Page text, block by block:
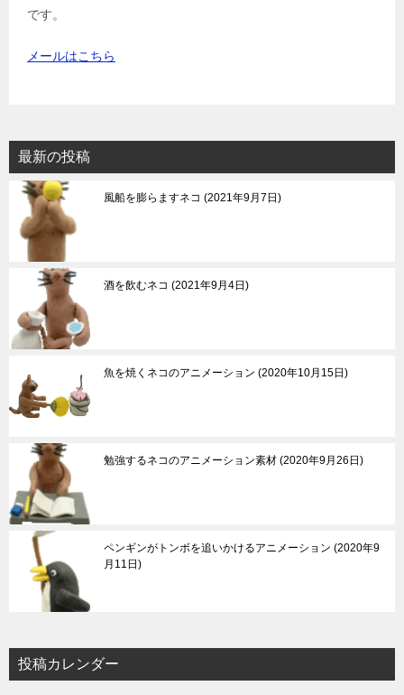
です。
メールはこちら
最新の投稿
風船を膨らますネコ 2021年9月7日
酒を飲むネコ 2021年9月4日
魚を焼くネコのアニメーション 2020年10月15日
勉強するネコのアニメーション素材 2020年9月26日
ペンギンがトンボを追いかけるアニメーション 2020年9
月11日
投稿カレンダー